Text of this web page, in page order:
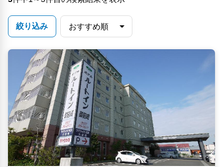
絞り込み